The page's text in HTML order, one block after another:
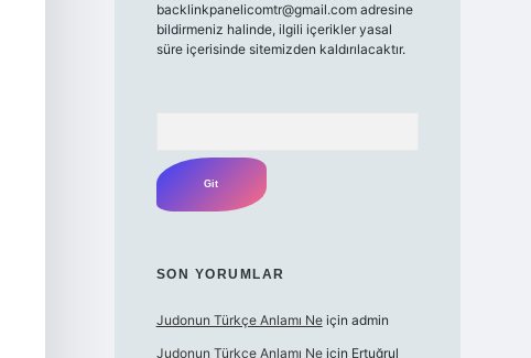
backlinkpanelicomtr@gmail.comadresine
bildirmeniz halinde, ilgili içerikler yasal
süre içerisinde sitemizden kaldırılacaktır.
SON YORUMLAR
Judonun Türkçe Anlamı Neiçin admin
Judonun Türkçe Anlamı Neiçin Ertuğrul